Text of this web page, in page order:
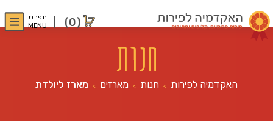
(0)
תפריט
MENU
חנות
האקדמיה לפירות > חנות > מארזים > מארז ליולדת